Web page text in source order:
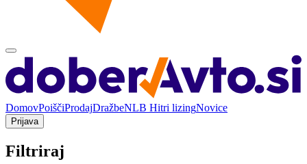
DomovPoiščiProdajDražbeNLB Hitri lizingNovice
Prijava
Filtriraj